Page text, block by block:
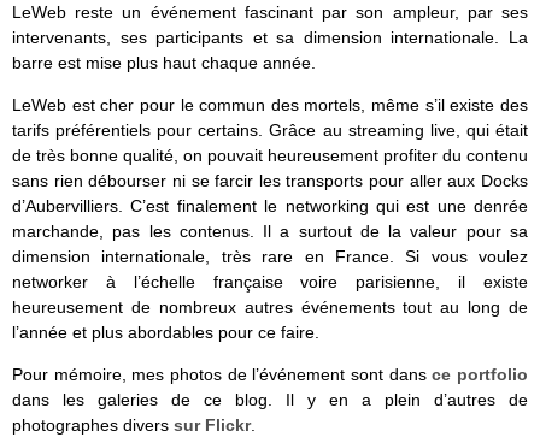
LeWeb reste un événement fascinant par son ampleur, par ses
intervenants, ses participants et sa dimension internationale. La
barre est mise plus haut chaque année.
LeWeb est cher pour le commun des mortels, même s’il existe des
tarifs préférentiels pour certains. Grâce au streaming live, qui était
de très bonne qualité, on pouvait heureusement profiter du contenu
sans rien débourser ni se farcir les transports pour aller aux Docks
d’Aubervilliers. C’est finalement le networking qui est une denrée
marchande, pas les contenus. Il a surtout de la valeur pour sa
dimension internationale, très rare en France. Si vous voulez
networker à l’échelle française voire parisienne, il existe
heureusement de nombreux autres événements tout au long de
l’année et plus abordables pour ce faire.
Pour mémoire, mes photos de l’événement sont dansce portfolio
dans les galeries de ce blog. Il y en a plein d’autres de
photographes divers sur Flickr.